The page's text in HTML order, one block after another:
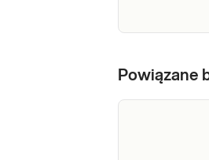
Powiązane